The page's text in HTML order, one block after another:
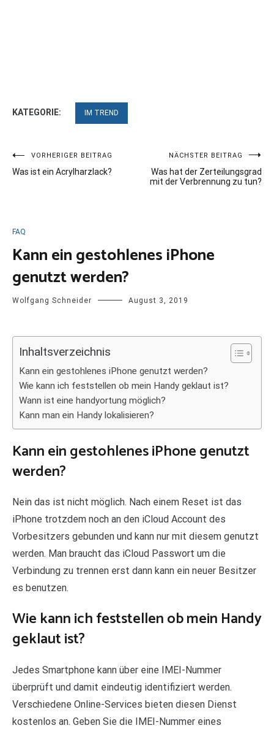
KATEGORIE: IM TREND
Beitragsnavigation
VORHERIGER BEITRAG
Was ist ein Acrylharzlack?
NÄCHSTER BEITRAG
Was hat der Zerteilungsgrad
mit der Verbrennung zu tun?
FAQ
Kann ein gestohlenes iPhone
genutzt werden?
Wolfgang Schneider August 3, 2019
Inhaltsverzeichnis
Kann ein gestohlenes iPhone genutzt werden?
Wie kann ich feststellen ob mein Handy geklaut ist?
Wann ist eine handyortung möglich?
Kann man ein Handy lokalisieren?
Kann ein gestohlenes iPhone genutzt
werden?
Nein das ist nicht möglich. Nach einem Reset ist das
iPhone trotzdem noch an den iCloud Account des
Vorbesitzers gebunden und kann nur mit diesem genutzt
werden. Man braucht das iCloud Passwort um die
Verbindung zu trennen erst dann kann ein neuer Besitzer
es benutzen.
Wie kann ich feststellen ob mein Handy
geklaut ist?
Jedes Smartphone kann über eine IMEI-Nummer
überprüft und damit eindeutig identifiziert werden.
Verschiedene Online-Services bieten diesen Dienst
kostenlos an. Geben Sie die IMEI-Nummer eines